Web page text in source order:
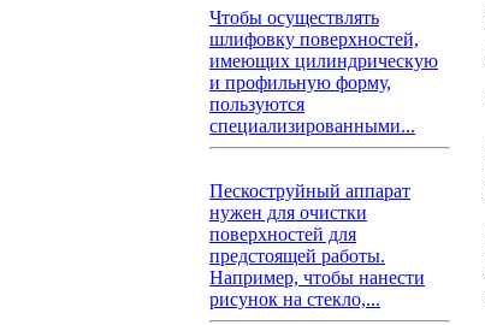
Чтобы осуществлять
шлифовку поверхностей,
имеющих цилиндрическую
и профильную форму,
пользуются
специализированными...
Пескоструйный аппарат
нужен для очистки
поверхностей для
предстоящей работы.
Например, чтобы нанести
рисунок на стекло,...